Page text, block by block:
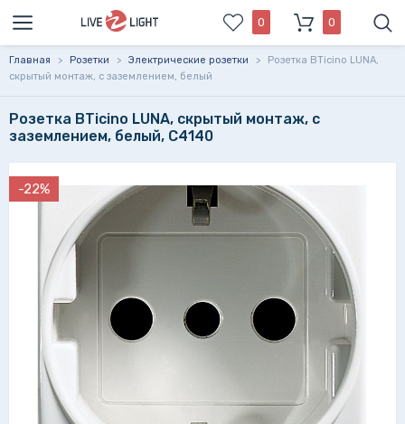
0 0
Главная > Розетки > Электрические розетки >
Розетка BTicino LUNA,
скрытый монтаж, с заземлением, белый
Розетка BTicino LUNA, скрытый монтаж, с
заземлением, белый, C4140
-22%